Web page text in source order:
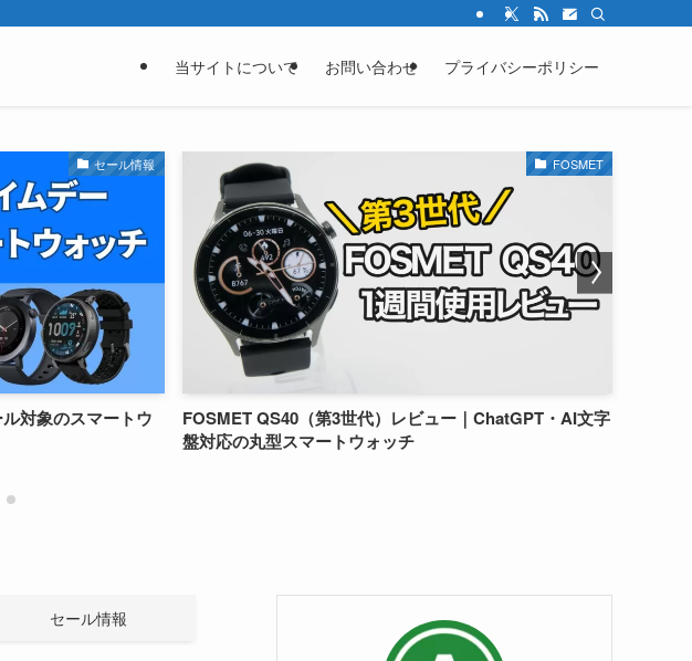
当サイトについて お問い合わせ プライバシーポリシー
セール情報
対象のスマートウ
FOSMET
FOSMET QS40（第3世代）レビュー｜ChatGPT・AI文字
盤対応の丸型スマートウォッチ
セール情報